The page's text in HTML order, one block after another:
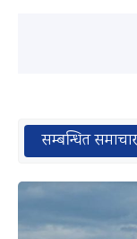
सम्बन्धित समाचार